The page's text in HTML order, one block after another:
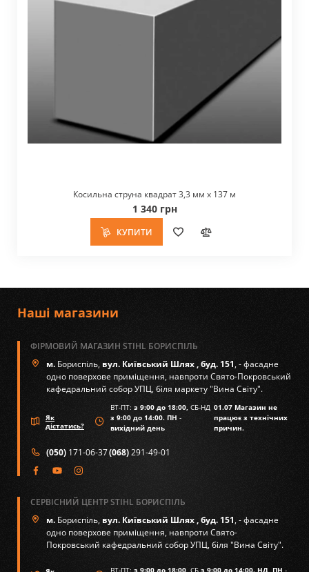
Косильна струна квадрат 3,3 мм x 137 м
1 340 грн
КУПИТИ
Наші магазини
ФІРМОВИЙ МАГАЗИН STIHL БОРИСПІЛЬ
м. Бориспіль,вул. Київський Шлях , буд. 151, - фасадне
одно поверхове приміщення, навпроти Свято-Покровський
кафедральний собор УПЦ, біля маркету "Вина Світу".
Як
дістатись?
ВТ-ПТ: з 9:00 до 18:00, СБ-НД
з 9:00 до 14:00. ПН -
вихідний день
01.07 Магазин не
працює з технічних
причин.
(050) 171-06-37(068)291-49-01
СЕРВІСНИЙ ЦЕНТР STIHL БОРИСПІЛЬ
м. Бориспіль,вул. Київський Шлях , буд. 151, - фасадне
одно поверхове приміщення, навпроти Свято-
Покровський кафедральний собор УПЦ, біля "Вина Світу".
ВТ-ПТ: з 9:00 до 18:00, СБ з 9:00 до 14:00. НД, ПН -